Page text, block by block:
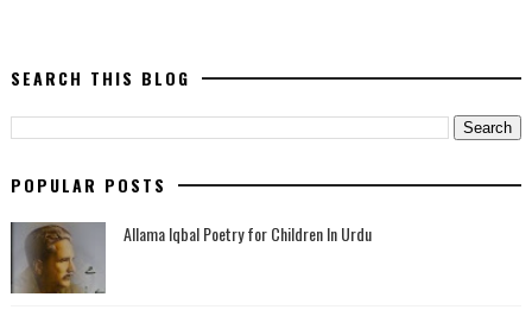
SEARCH THIS BLOG
POPULAR POSTS
Allama Iqbal Poetry for Children In Urdu